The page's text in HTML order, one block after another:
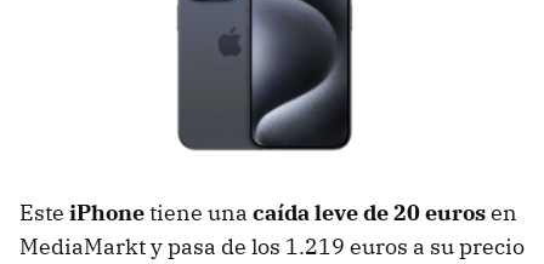
Este iPhonetiene una caída leve de 20 eurosen
MediaMarkt y pasa de los 1.219 euros a su precio